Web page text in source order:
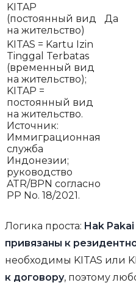
KITAP
(постоянный вид
на жительство)
Да
KITAS = Kartu Izin
Tinggal Terbatas
(временный вид
на жительство);
KITAP =
постоянный вид
на жительство.
Источник:
Иммиграционная
служба
Индонезии;
руководство
ATR/BPN согласно
PP No. 18/2021.
Логика проста: Hak
привязаны к
необходимы KITAS или
к договору, поэтому